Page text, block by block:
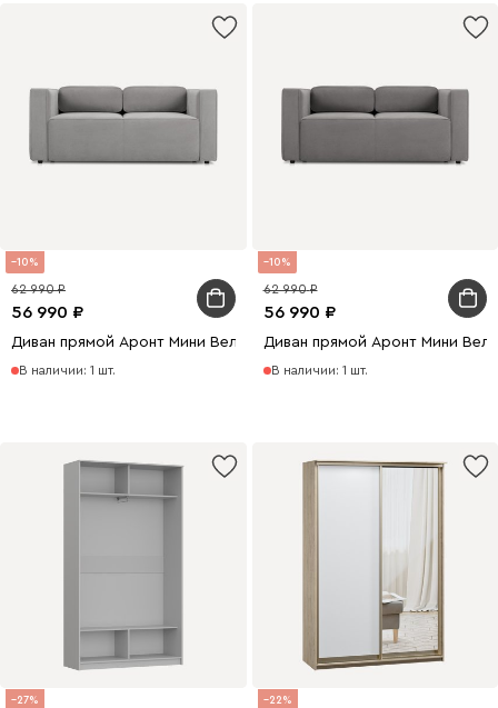
10
56 990
62 990
Диван прямой Аронт Мини Велюр Светло-серый
В наличии: 1 шт.
10
56 990
62 990
Диван прямой Аронт Мини
В наличии: 1 шт.
27 22